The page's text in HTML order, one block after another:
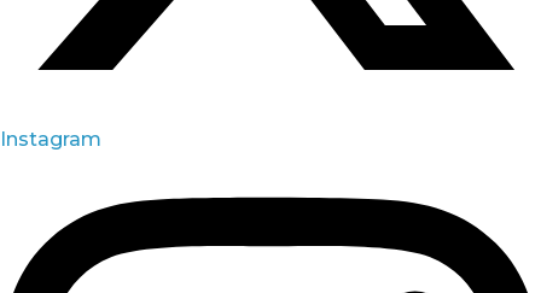
Instagram